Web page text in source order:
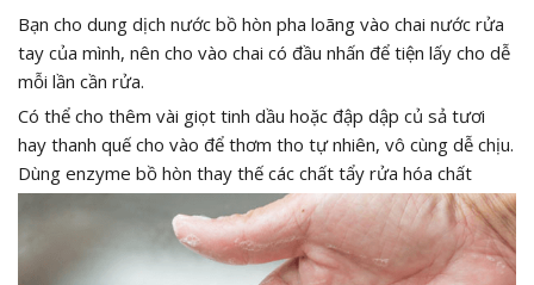
Bạn cho dung dịch nước bồ hòn pha loãng vào chai nước rửa
tay của mình, nên cho vào chai có đầu nhấn để tiện lấy cho dễ
mỗi lần cần rửa.
Có thể cho thêm vài giọt tinh dầu hoặc đập dập củ sả tươi
hay thanh quế cho vào để thơm tho tự nhiên, vô cùng dễ chịu.
Dùng enzyme bồ hòn thay thế các chất tẩy rửa hóa chất